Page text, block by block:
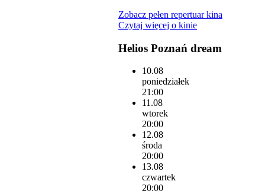
Zobacz pełen repertuar kina
Czytaj więcej o kinie
Helios Poznań dream
10.08
poniedziałek
21:00
11.08
wtorek
20:00
12.08
środa
20:00
13.08
czwartek
20:00